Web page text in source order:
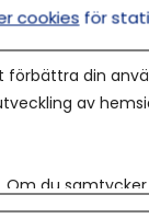
cookies för
din
av
Om du
du den